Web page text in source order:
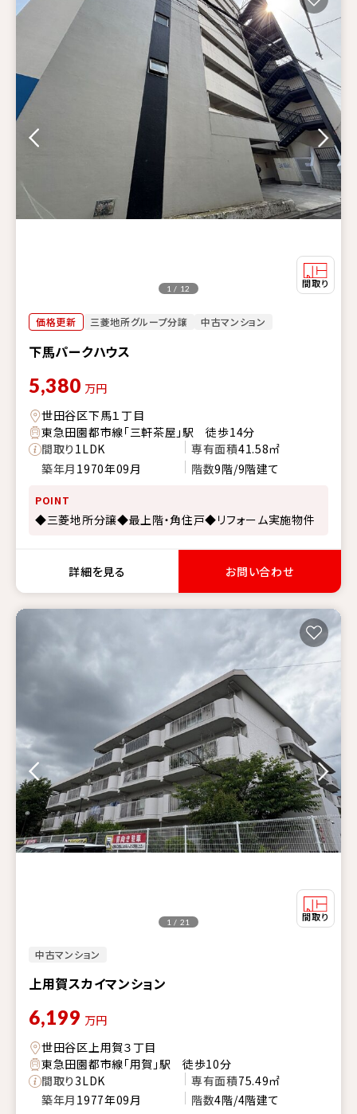
価格更新 三菱地所グループ分譲 中古マンション
下馬パークハウス
1 / 12
5,380 万円
世田谷区下馬１丁目
東急田園都市線「三軒茶屋」駅 徒歩14分
間取り1LDK 専有面積41.58㎡
築年月 1970年09月 階数9階/9階建て
POINT
◆三菱地所分譲◆最上階・角住戸◆リフォーム実施物件
詳細を見る お問い合わせ
中古マンション
上用賀スカイマンション
1 / 21
6,199 万円
世田谷区上用賀３丁目
東急田園都市線「用賀」駅 徒歩10分
間取り3LDK 専有面積75.49㎡
築年月 1977年09月 階数4階/4階建て